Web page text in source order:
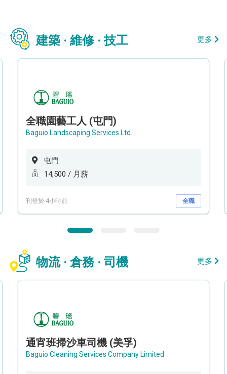
建築 · 維修 · 技工 更多
全職園藝工人 (屯門)
Baguio Landscaping Services Ltd.
屯門
14,500 / 月薪
刊登於 4小時前 全職
物流 · 倉務 · 司機 更多
通宵班掃沙車司機 (美孚)
Baguio Cleaning Services Company Limited